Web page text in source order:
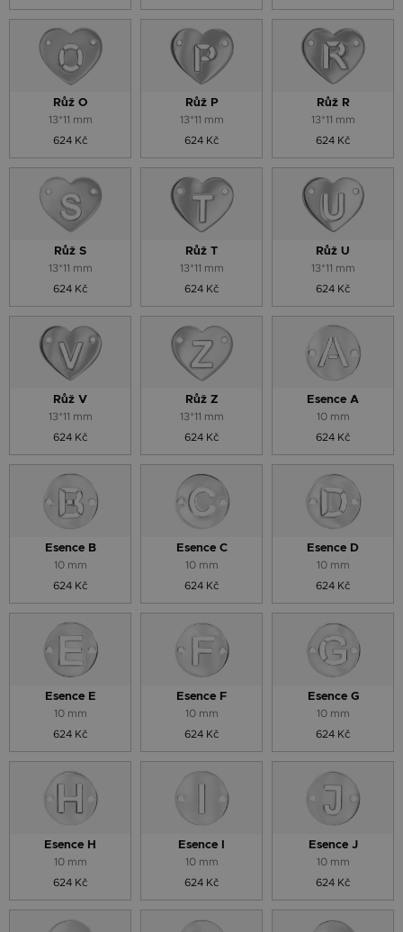
Růž O
13*11 mm
624 Kč
Růž P
13*11 mm
624 Kč
Růž R
13*11 mm
624 Kč
Růž S
13*11 mm
624 Kč
Růž T
13*11 mm
624 Kč
Růž U
13*11 mm
624 Kč
Růž V
13*11 mm
624 Kč
Růž Z
13*11 mm
624 Kč
Esence A
10 mm
624 Kč
Esence B
10 mm
624 Kč
Esence C
10 mm
624 Kč
Esence D
10 mm
624 Kč
Esence E
10 mm
624 Kč
Esence F
10 mm
624 Kč
Esence G
10 mm
624 Kč
Esence H
10 mm
624 Kč
Esence I
10 mm
624 Kč
Esence J
10 mm
624 Kč